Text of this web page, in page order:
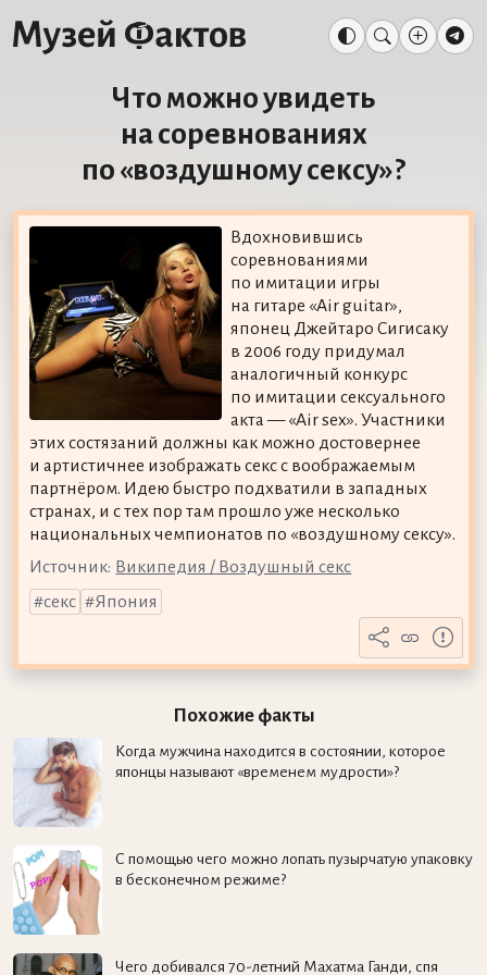
Что можно увидеть
на соревнованиях
по «воздушному сексу»?
Вдохновившись
соревнованиями
по имитации игры
на гитаре «Air guitar»,
японец Джейтаро Сигисаку
в 2006 году придумал
аналогичный конкурс
по имитации сексуального
акта — «Air sex». Участники
этих состязаний должны как можно достовернее
и артистичнее изображать секс с воображаемым
партнёром. Идею быстро подхватили в западных
странах, и с тех пор там прошло уже несколько
национальных чемпионатов по «воздушному сексу».
Источник: Википедия / Воздушный секс
секс
Япония
Похожие факты
Когда мужчина находится в состоянии, которое
японцы называют «временем мудрости»?
С помощью чего можно лопать пузырчатую упаковку
в бесконечном режиме?
Чего добивался 70-летний Махатма Ганди, спя